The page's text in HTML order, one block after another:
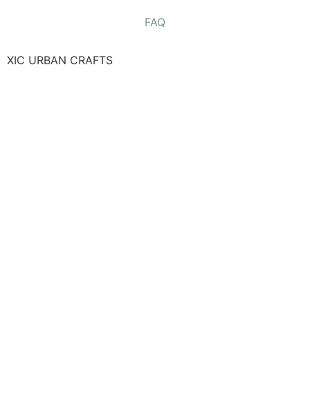
FAQ
XIC URBAN CRAFTS